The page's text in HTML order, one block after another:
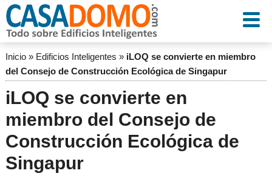
Inicio» Edificios Inteligentes » iLOQ se convierte en miembro
del Consejo de Construcción Ecológica de Singapur
iLOQ se convierte en
miembro del Consejo de
Construcción Ecológica de
Singapur